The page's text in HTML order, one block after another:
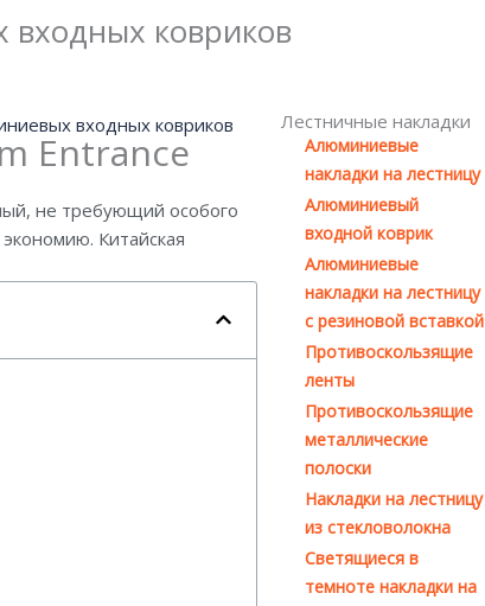
ковриков
входных ковриков
Entrance
не требующий особого
Китайская
Лестничные накладки
Алюминиевые
накладки на лестницу
Алюминиевый
входной коврик
Алюминиевые
накладки на лестницу
с резиновой вставкой
Противоскользящие
ленты
Противоскользящие
металлические
полоски
Накладки на лестницу
из стекловолокна
Светящиеся в
темноте накладки на